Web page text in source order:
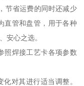
节省运费的同时还减少
直管和盘管，用于各种
安心之选。
照焊接工艺卡各项参数
对其进行适当调整。